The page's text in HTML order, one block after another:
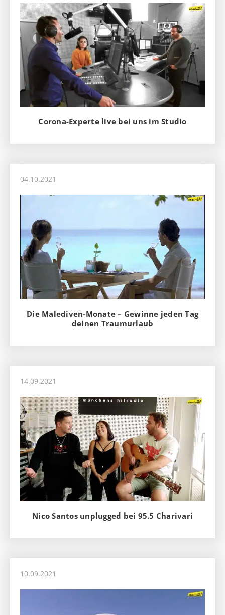
Corona-Experte live bei uns im Studio
04.10.2021
Die Malediven-Monate – Gewinne jeden Tag
deinen Traumurlaub
14.09.2021
Nico Santos unplugged bei 95.5 Charivari
10.09.2021